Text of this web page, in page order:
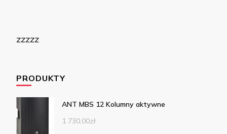
zzzzz
PRODUKTY
ANT MBS 12 Kolumny aktywne
1 730,00zł